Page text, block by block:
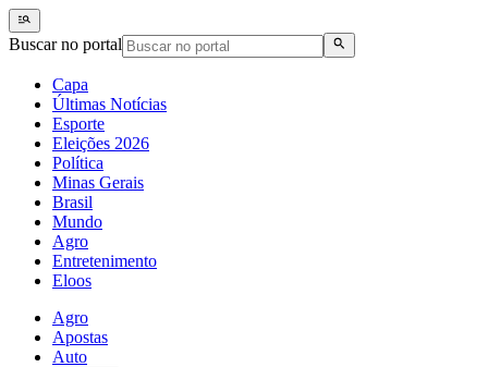
Buscar no portal
Capa
Últimas Notícias
Esporte
Eleições 2026
Política
Minas Gerais
Brasil
Mundo
Agro
Entretenimento
Eloos
Agro
Apostas
Auto